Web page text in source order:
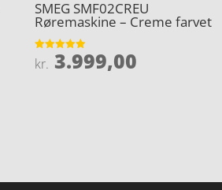
SMEG SMF02CREU
Røremaskine – Creme farvet
Vurderet
4.9
kr. 3.999,00